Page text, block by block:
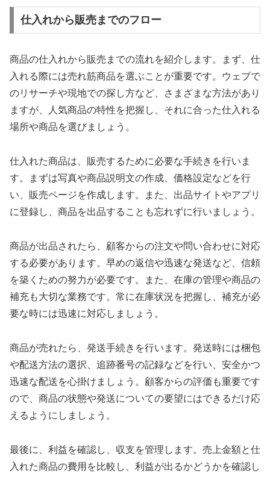
仕入れから販売までのフロー
商品の仕入れから販売までの流れを紹介します。まず、仕
入れる際には売れ筋商品を選ぶことが重要です。ウェブで
のリサーチや現地での探し方など、さまざまな方法があり
ますが、人気商品の特性を把握し、それに合った仕入れる
場所や商品を選びましょう。
仕入れた商品は、販売するために必要な手続きを行いま
す。まずは写真や商品説明文の作成、価格設定などを行
い、販売ページを作成します。また、出品サイトやアプリ
に登録し、商品を出品することも忘れずに行いましょう。
商品が出品されたら、顧客からの注文や問い合わせに対応
する必要があります。早めの返信や迅速な発送など、信頼
を築くための努力が必要です。また、在庫の管理や商品の
補充も大切な業務です。常に在庫状況を把握し、補充が必
要な時には迅速に対応しましょう。
商品が売れたら、発送手続きを行います。発送時には梱包
や配送方法の選択、追跡番号の記録などを行い、安全かつ
迅速な配送を心掛けましょう。顧客からの評価も重要です
ので、商品の状態や発送についての要望にはできるだけ応
えるようにしましょう。
最後に、利益を確認し、収支を管理します。売上金額と仕
入れた商品の費用を比較し、利益が出るかどうかを確認し